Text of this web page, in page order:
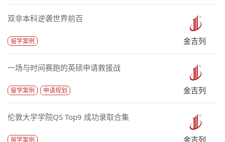
双非本科逆袭世界前百
留学案例 金吉列
一场与时间赛跑的英硕申请救援战
留学案例 申请规划 金吉列
伦敦大学学院QS Top9 成功录取合集
留学案例 金吉列